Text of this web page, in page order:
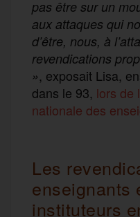
pas être sur un
aux attaques qui
d’être, nous, à
revendications
», exposait Lisa,
dans le 93, lors de
nationale des
Les
enseignants
instituteurs